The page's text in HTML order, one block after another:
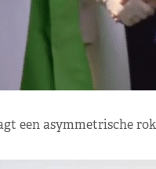
een asymmetrische